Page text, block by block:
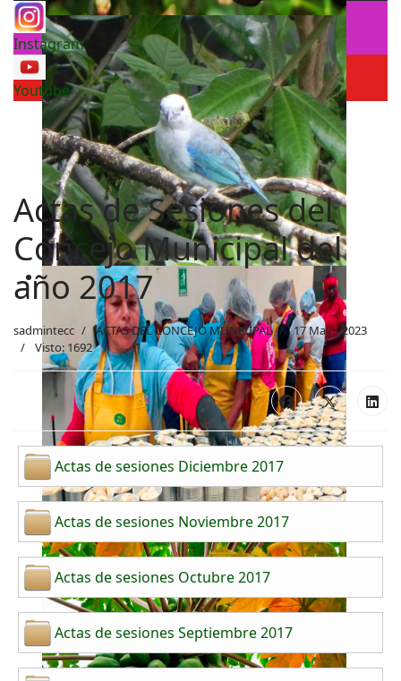
Instagram
Youtube
Actas de Sesiones del
Concejo Municipal del
año 2017
sadmintecc ACTAS DEL CONCEJO MUNICIPAL
17 Mayo 2023
Visto: 1692
Actas de sesiones Diciembre 2017
Actas de sesiones Noviembre 2017
Actas de sesiones Octubre 2017
Actas de sesiones Septiembre 2017